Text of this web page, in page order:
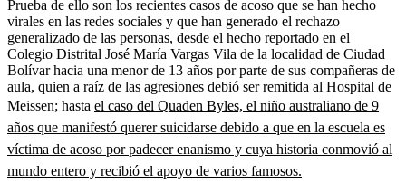
Prueba de ello son los recientes casos de acoso que se han hecho
virales en las redes sociales y que han generado el rechazo
generalizado de las personas, desde el hecho reportado en el
Colegio Distrital José María Vargas Vila de la localidad de Ciudad
Bolívar hacia una menor de 13 años por parte de sus compañeras de
aula, quien a raíz de las agresiones debió ser remitida al Hospital de
Meissen; hasta el caso del Quaden Byles, el niño australiano de 9
años que manifestó querer suicidarse debido a que en la escuela es
víctima de acoso por padecer enanismo y cuya historia conmovió al
mundo entero y recibió el apoyo de varios famosos.